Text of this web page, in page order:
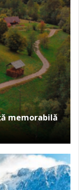
memorabilă